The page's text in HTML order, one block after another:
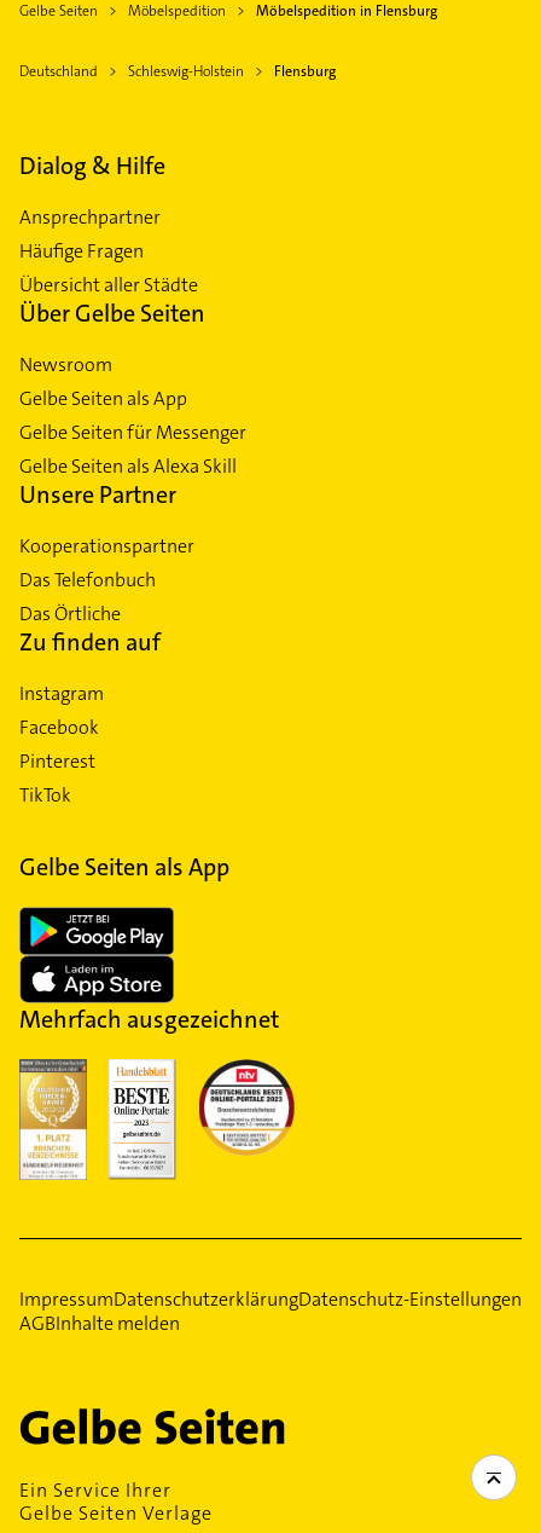
Gelbe Seiten Möbelspedition Möbelspedition in Flensburg
Deutschland Schleswig-Holstein Flensburg
Dialog & Hilfe
Ansprechpartner
Häufige Fragen
Übersicht aller Städte
Über Gelbe Seiten
Newsroom
Gelbe Seiten als App
Gelbe Seiten für Messenger
Gelbe Seiten als Alexa Skill
Unsere Partner
Kooperationspartner
Das Telefonbuch
Das Örtliche
Zu finden auf
Instagram
Facebook
Pinterest
TikTok
Gelbe Seiten als App
Mehrfach ausgezeichnet
ImpressumDatenschutzerklärungDatenschutz-Einstellungen
AGBInhalte melden
Ein Service Ihrer
Gelbe Seiten Verlage